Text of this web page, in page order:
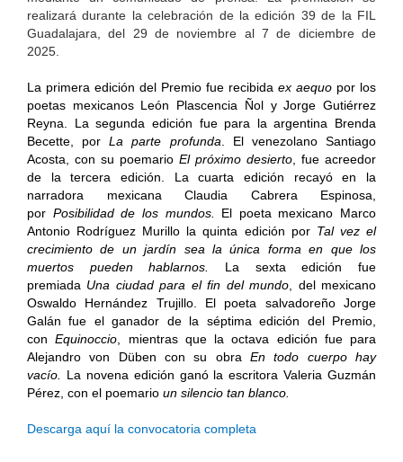
realizará durante la celebración de la edición 39 de la FIL
Guadalajara, del 29 de noviembre al 7 de diciembre de
2025.
La primera edición del Premio fue recibida ex aequo por los
poetas mexicanos León Plascencia Ñol y Jorge Gutiérrez
Reyna. La segunda edición fue para la argentina Brenda
Becette, porLa parte profunda . El venezolano Santiago
Acosta, con su poemario El próximo desierto , fue acreedor
de la tercera edición. La cuarta edición recayó en la
narradora mexicana Claudia Cabrera Espinosa,
por Posibilidad de los mundos. El poeta mexicano Marco
Antonio Rodríguez Murillo la quinta edición por Tal vez el
crecimiento de un jardín sea la única forma en que los
muertos pueden hablarnos.
La sexta edición fue
premiada Una ciudad para el fin del mundo , del mexicano
Oswaldo Hernández Trujillo. El poeta salvadoreño Jorge
Galán fue el ganador de la séptima edición del Premio,
conEquinoccio , mientras que la octava edición fue para
Alejandro von Düben con su obra En todo cuerpo hay
vacío. La novena edición ganó la escritora Valeria Guzmán
Pérez, con el poemario un silencio tan blanco.
Descarga aquí la convocatoria completa